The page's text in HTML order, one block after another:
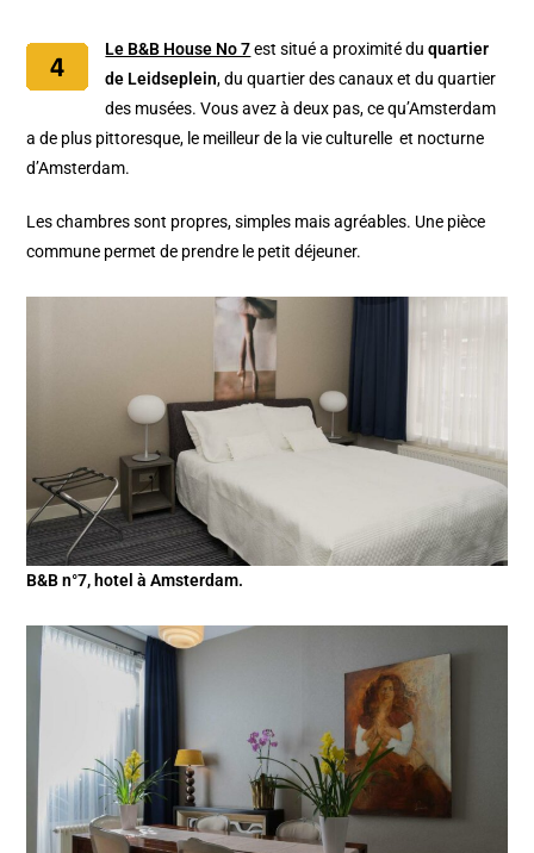
Le B&B House No 7est situé a proximité duquartier
de Leidseplein, du quartier des canaux et du quartier
des musées. Vous avez à deux pas, ce qu’Amsterdam
a de plus pittoresque, le meilleur de la vie culturelle et nocturne
d’Amsterdam.
Les chambres sont propres, simples mais agréables. Une pièce
commune permet de prendre le petit déjeuner.
B&B n°7, hotel à Amsterdam.